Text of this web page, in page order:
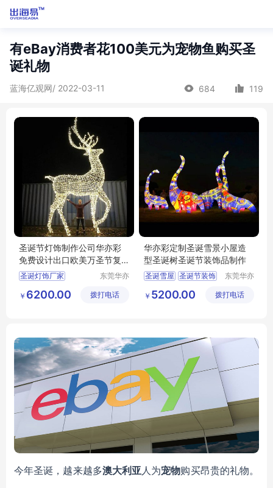
有eBay消费者花100美元为宠物鱼购买圣
诞礼物
蓝海亿观网/ 2022-03-11 684 119
圣诞节灯饰制作公司华亦彩
免费设计出口欧美万圣节复
活节装饰灯
圣诞灯饰厂家
圣诞工厂 圣诞节装饰
东莞华亦
艺有限公
￥ 6200.00 拨打电话
华亦彩定制圣诞雪景小屋造
型圣诞树圣诞节装饰品制作
圣诞雪屋 圣诞节装饰
圣诞灯饰
东莞华亦
艺有限公
￥ 5200.00 拨打电话
今年圣诞，越来越多澳大利亚人为宠物购买昂贵的礼物。